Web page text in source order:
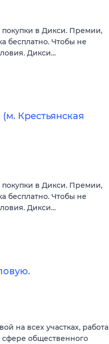
покупки в Дикси. Премии,
бесплатно. Чтобы не
Дикси…
Крестьянская
покупки в Дикси. Премии,
бесплатно. Чтобы не
Дикси…
на всех участках, работа
общественного